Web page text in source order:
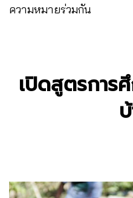
ความหมายร่วมกัน
เปิดสูตรการ